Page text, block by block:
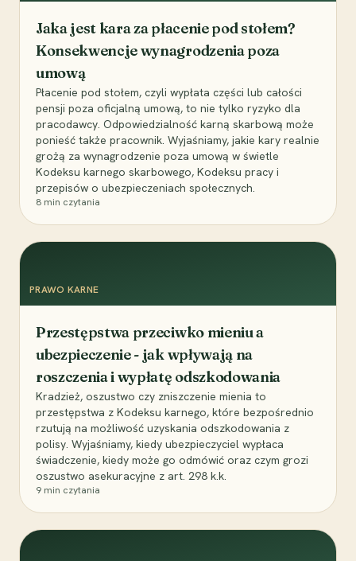
Jaka jest kara za płacenie pod stołem?
Konsekwencje wynagrodzenia poza
umową
Płacenie pod stołem, czyli wypłata części lub całości
pensji poza oficjalną umową, to nie tylko ryzyko dla
pracodawcy. Odpowiedzialność karną skarbową może
ponieść także pracownik. Wyjaśniamy, jakie kary realnie
grożą za wynagrodzenie poza umową w świetle
Kodeksu karnego skarbowego, Kodeksu pracy i
przepisów o ubezpieczeniach społecznych.
8 min czytania
PRAWO KARNE
Przestępstwa przeciwko mieniu a
ubezpieczenie - jak wpływają na
roszczenia i wypłatę odszkodowania
Kradzież, oszustwo czy zniszczenie mienia to
przestępstwa z Kodeksu karnego, które bezpośrednio
rzutują na możliwość uzyskania odszkodowania z
polisy. Wyjaśniamy, kiedy ubezpieczyciel wypłaca
świadczenie, kiedy może go odmówić oraz czym grozi
oszustwo asekuracyjne z art. 298 k.k.
9 min czytania